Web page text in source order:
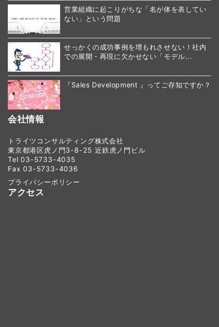
営業組織に起こりがちな「名が体を表してい
ない」という問題
せっかくの成功事例を埋もれさせない！社内
での展開・再現に欠かせない「モデル...
『Sales Development 』ってご存知ですか？
会社情報
トライツコンサルティング株式会社
東京都港区虎ノ門3-8-25 近鉄虎ノ門ビル
Tel 03-5733-4035
Fax 03-5733-4036
プライバシーポリシー
アクセス